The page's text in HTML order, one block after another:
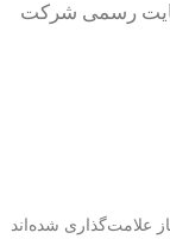
رسمی شرکت
علامت‌گذاری شده‌اند